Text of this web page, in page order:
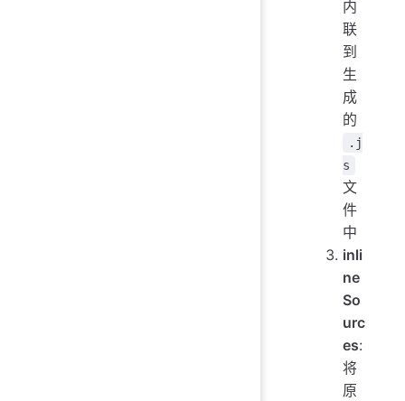
内
联
到
生
成
的
.j
s
文
件
中
inli
ne
So
urc
es:
将
原